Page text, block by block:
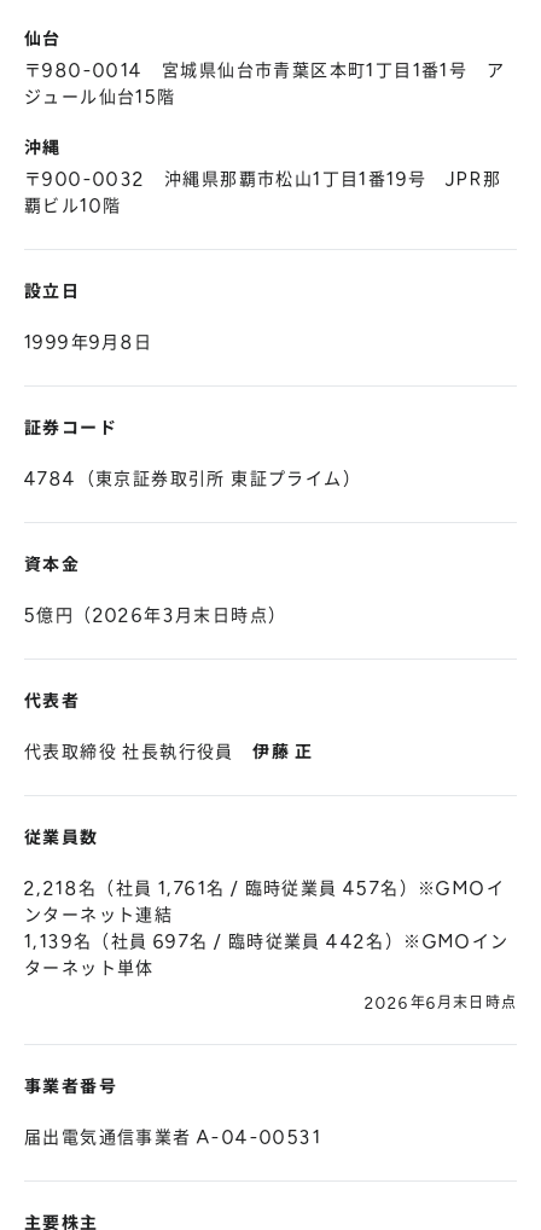
仙台
〒980-0014 宮城県仙台市青葉区本町1丁目1番1号 ア
ジュール仙台15階
沖縄
〒900-0032 沖縄県那覇市松山1丁目1番19号 JPR那
覇ビル10階
設立日
1999年9月8日
証券コード
4784（東京証券取引所 東証プライム）
資本金
5億円（2026年3月末日時点）
代表者
代表取締役 社長執行役員伊藤 正
従業員数
2,218名（社員 1,761名 / 臨時従業員 457名）※GMOイ
ンターネット連結
1,139名（社員 697名 / 臨時従業員 442名）※GMOイン
ターネット単体
2026年6月末日時点
事業者番号
届出電気通信事業者 A-04-00531
主要株主